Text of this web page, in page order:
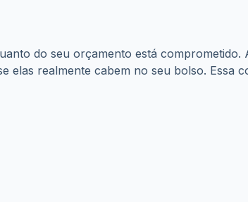
do seu orçamento está comprometido.
realmente cabem no seu bolso. Essa